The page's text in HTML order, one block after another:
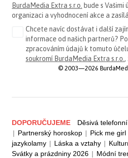
BurdaMedia Extra s.r.o. bude s
organizaci a vyhodnocení akce a
Chcete navíc dostávat i další
informace od našich partnerů?
zpracováním údajů k tomuto
soukromí BurdaMedia Extra s.r.o.
© 2003—2026
DOPORUČUJEME Děsivá
| Partnerský horoskop | Pick me girl
jazykolamy | Láska a vztahy |
Svátky a prázdniny 2026 | Módní